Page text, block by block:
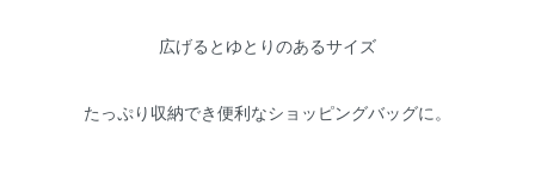
広げるとゆとりのあるサイズ
たっぷり収納でき便利なショッピングバッグに。